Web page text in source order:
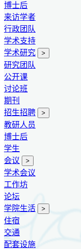
博士后
来访学者
行政团队
学术支持
学术研究
>
研究团队
公开课
讨论班
期刊
招生招聘
>
教研人员
博士后
学生
会议
>
学术会议
工作坊
论坛
学院生活
>
住宿
交通
配套设施